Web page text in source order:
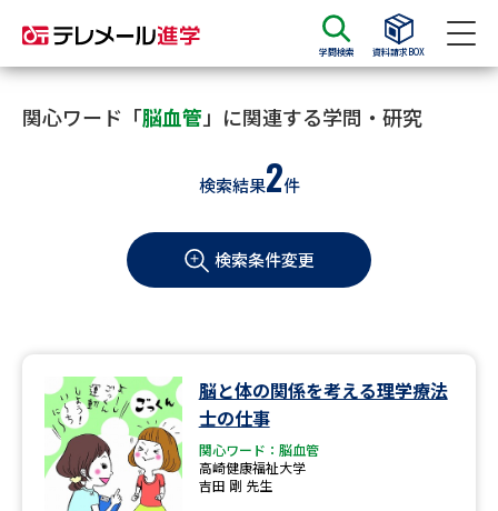
学問検索 資料請求BOX
資料請求 資料検索
大学・短大の資料種類から請求
学部・学科パンフ
過去問題集
大学・短大以外の資料から請求
専門学校の資料請求 大学院の資料請求
関心ワード「脳血管 」に関連する学問・研究
検索結果2件
検索条件変更
脳と体の関係を考える理学療法
士の仕事
関心ワード：脳血管
高崎健康福祉大学
吉田 剛 先生